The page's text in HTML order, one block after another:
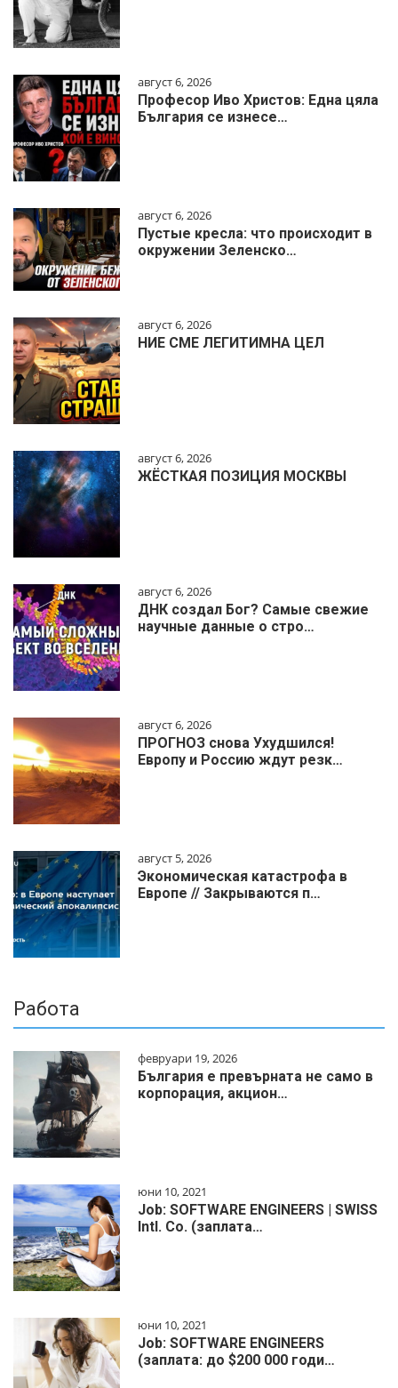
август 6, 2026
Професор Иво Христов: Една цяла
България се изнесе…
август 6, 2026
Пустые кресла: что происходит в
окружении Зеленско…
август 6, 2026
НИЕ СМЕ ЛЕГИТИМНА ЦЕЛ
август 6, 2026
ЖЁСТКАЯ ПОЗИЦИЯ МОСКВЫ
август 6, 2026
ДНК создал Бог? Самые свежие
научные данные о стро…
август 6, 2026
ПРОГНОЗ снова Ухудшился!
Европу и Россию ждут резк…
август 5, 2026
Экономическая катастрофа в
Европе // Закрываются п…
Работа
февруари 19, 2026
България е превърната не само в
корпорация, акцион…
юни 10, 2021
Job: SOFTWARE ENGINEERS | SWISS
Intl. Co. (заплата…
юни 10, 2021
Job: SOFTWARE ENGINEERS
(заплата: до $200 000 годи…